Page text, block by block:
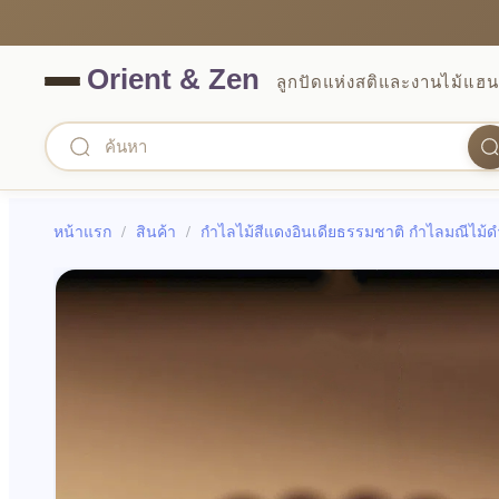
ลูกปัดแห่งสติและงานไม้แฮ
หน้าแรก / สินค้า / กำไลไม้สีแดงอินเดียธรรมชาติ กำไลมณีไม้